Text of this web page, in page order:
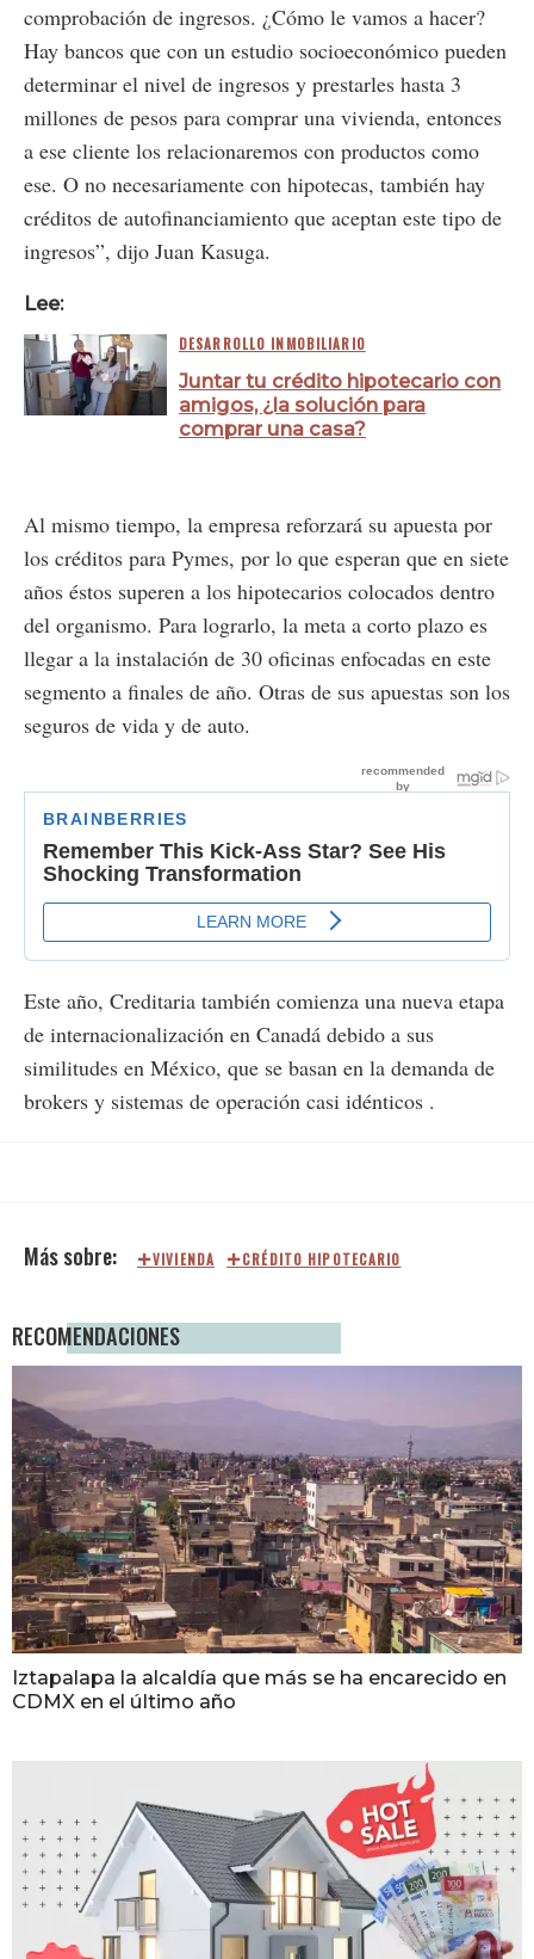
comprobación de ingresos. ¿Cómo le vamos a hacer?
Hay bancos que con un estudio socioeconómico pueden
determinar el nivel de ingresos y prestarles hasta 3
millones de pesos para comprar una vivienda, entonces
a ese cliente los relacionaremos con productos como
ese. O no necesariamente con hipotecas, también hay
créditos de autofinanciamiento que aceptan este tipo de
ingresos”, dijo Juan Kasuga.
Lee:
DESARROLLO INMOBILIARIO
Juntar tu crédito hipotecario con
amigos, ¿la solución para
comprar una casa?
Al mismo tiempo, la empresa reforzará su apuesta por
los créditos para Pymes, por lo que esperan que en siete
años éstos superen a los hipotecarios colocados dentro
del organismo. Para lograrlo, la meta a corto plazo es
llegar a la instalación de 30 oficinas enfocadas en este
segmento a finales de año. Otras de sus apuestas son los
seguros de vida y de auto.
Este año, Creditaria también comienza una nueva etapa
de internacionalización en Canadá debido a sus
similitudes en México, que se basan en la demanda de
brokers y sistemas de operación casi idénticos .
VIVIENDA CRÉDITO HIPOTECARIO
RECOMENDACIONES
Iztapalapa la alcaldía que más se ha encarecido en
CDMX en el último año